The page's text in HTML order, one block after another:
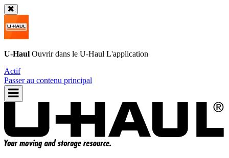
U-Haul Ouvrir dans le U-Haul L'application
Actif
Passer au contenu principal